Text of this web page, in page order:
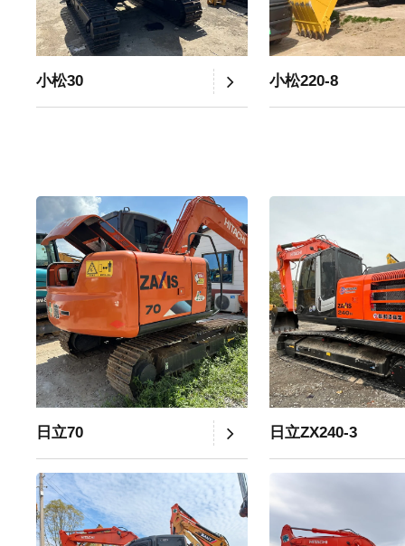
小松30 小松220-8
日立70 日立ZX240-3